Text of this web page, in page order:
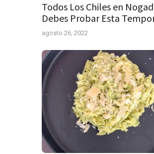
Todos Los Chiles en
Debes Probar Esta
agosto 26, 2022